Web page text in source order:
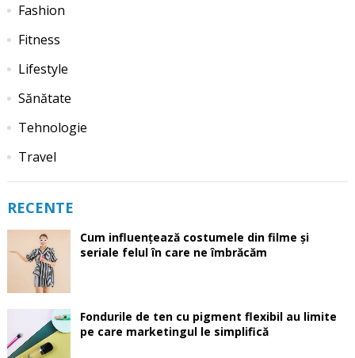
Fashion
Fitness
Lifestyle
Sănătate
Tehnologie
Travel
RECENTE
Cum influențează costumele din filme și
seriale felul în care ne îmbrăcăm
Fondurile de ten cu pigment flexibil au limite
pe care marketingul le simplifică